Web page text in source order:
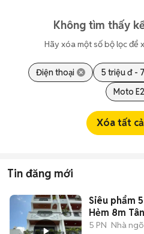
Không tìm thấy
Hãy xóa một số bộ lọc để
Điện thoại 5 triệu đ -
Moto E2
Xóa tất
Tin đăng mới
Siêu phẩm
Hẻm 8m
5 PN Nhà